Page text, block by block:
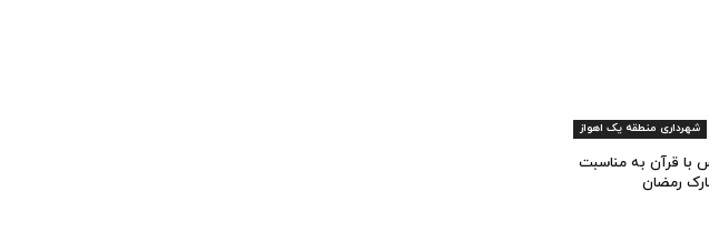
شهرداری منطقه یک اهواز
با قرآن به مناسبت
رمضان